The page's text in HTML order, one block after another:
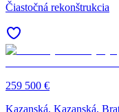
Čiastočná rekonštrukcia
259 500 €
Kazanská, Kazanská,